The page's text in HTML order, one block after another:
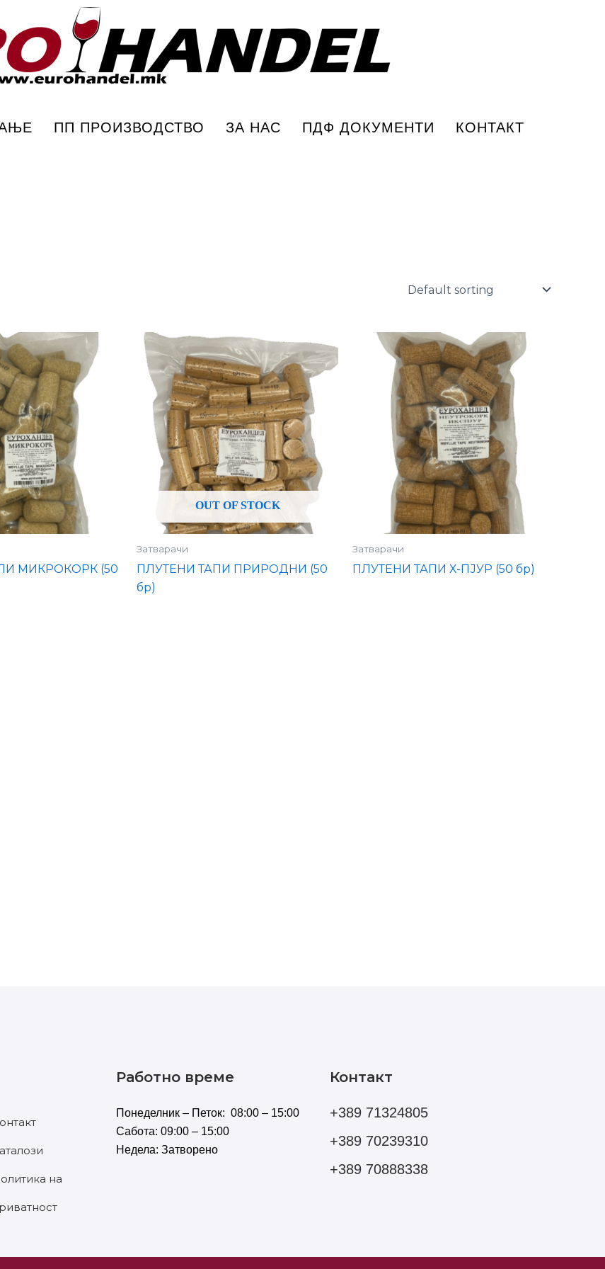
ПП ПРОИЗВОДСТВО ЗА НАС ПДФ ДОКУМЕНТИ КОНТАКТ
МИКРОКОРК (50
OUT OF STOCK
Затварачи
ПЛУТЕНИ ТАПИ ПРИРОДНИ (50
бр)
Затварачи
ПЛУТЕНИ ТАПИ Х-ПЈУР (50 бр)
на
Работно време
Понеделник – Петок: 08:00 – 15:00
Сабота: 09:00 – 15:00
Недела: Затворено
Контакт
+389 71324805
+389 70239310
+389 70888338